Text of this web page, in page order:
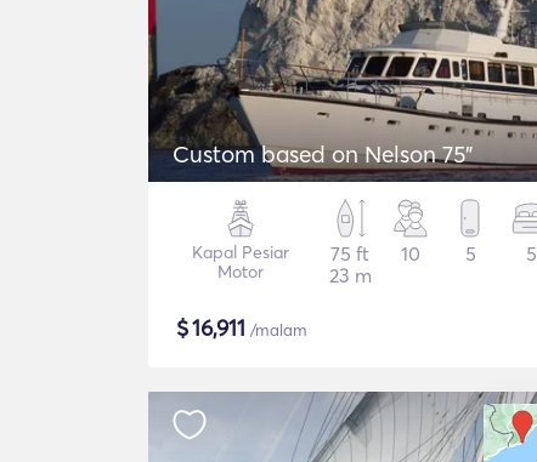
Custom based on Nelson 75"
Kapal Pesiar
Motor
75 ft
23 m
10 5 5
$16,911 /malam